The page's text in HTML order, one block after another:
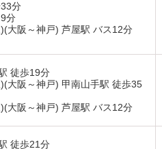
分
分
大阪～神戸) 芦屋駅 バス12分
徒歩19分
大阪～神戸) 甲南山手駅 徒歩35
大阪～神戸) 芦屋駅 バス12分
徒歩21分